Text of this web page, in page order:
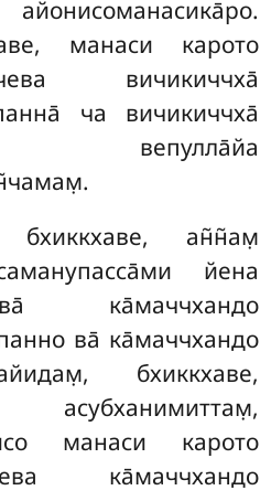
манаси карото
вичикиччха̄
ча вичикиччха̄
вепулла̄йа
ан̃н̃ам̣
йена
ка̄маччхандо
ва̄ ка̄маччхандо
бхиккхаве,
асубханимиттам̣,
манаси карото
ка̄маччхандо